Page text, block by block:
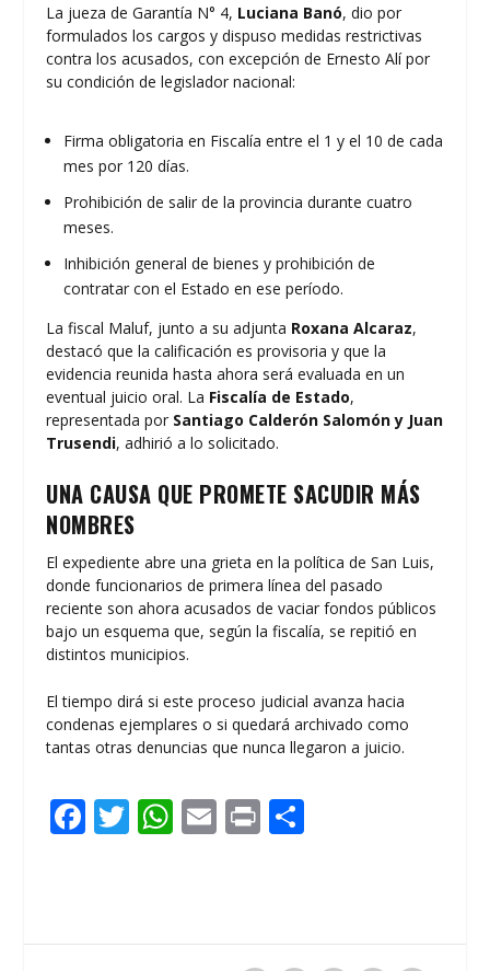
La jueza de Garantía N° 4, Luciana Banó, dio por
formulados los cargos y dispuso medidas restrictivas
contra los acusados, con excepción de Ernesto Alí por
su condición de legislador nacional:
Firma obligatoria en Fiscalía entre el 1 y el 10 de cada
mes por 120 días.
Prohibición de salir de la provincia durante cuatro
meses.
Inhibición general de bienes y prohibición de
contratar con el Estado en ese período.
La fiscal Maluf, junto a su adjunta Roxana Alcaraz,
destacó que la calificación es provisoria y que la
evidencia reunida hasta ahora será evaluada en un
eventual juicio oral. La Fiscalía de Estado,
representada por Santiago Calderón Salomón y Juan
Trusendi, adhirió a lo solicitado.
UNA CAUSA QUE PROMETE SACUDIR MÁS
NOMBRES
El expediente abre una grieta en la política de San Luis,
donde funcionarios de primera línea del pasado
reciente son ahora acusados de vaciar fondos públicos
bajo un esquema que, según la fiscalía, se repitió en
distintos municipios.
El tiempo dirá si este proceso judicial avanza hacia
condenas ejemplares o si quedará archivado como
tantas otras denuncias que nunca llegaron a juicio.
F
o
T W
A
E Pr
ar